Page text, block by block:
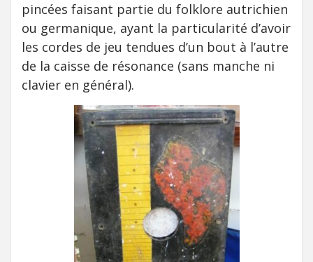
pincées faisant partie du folklore autrichien
ou germanique, ayant la particularité d’avoir
les cordes de jeu tendues d’un bout à l’autre
de la caisse de résonance (sans manche ni
clavier en général).